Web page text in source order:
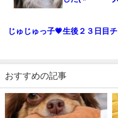
パワフルで、
じゅじゅっ子💗生後２３日目
おすすめの記事